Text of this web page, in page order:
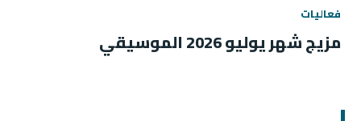
فعاليات
مزيج شهر يوليو 2026 الموسيقي